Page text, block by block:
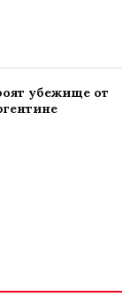
убежище от